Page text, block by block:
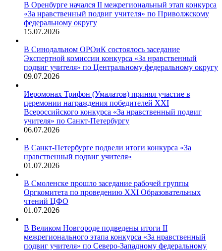
В Оренбурге начался II межрегиональный этап конкурса
«За нравственный подвиг учителя» по Приволжскому
федеральному округу
15.07.2026
В Синодальном ОРОиК состоялось заседание
Экспертной комиссии конкурса «За нравственный
подвиг учителя» по Центральному федеральному округу
09.07.2026
Иеромонах Трифон (Умалатов) принял участие в
церемонии награждения победителей XXI
Всероссийского конкурса «За нравственный подвиг
учителя» по Санкт-Петербургу
06.07.2026
В Санкт-Петербурге подвели итоги конкурса «За
нравственный подвиг учителя»
01.07.2026
В Смоленске прошло заседание рабочей группы
Оргкомитета по проведению XXI Образовательных
чтений ЦФО
01.07.2026
В Великом Новгороде подведены итоги II
межрегионального этапа конкурса «За нравственный
подвиг учителя» по Северо-Западному федеральному